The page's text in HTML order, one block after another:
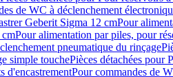
de WC à déclenchement
Geberit Sigma 12 cmPour
cmPour alimentation par piles, pour
pneumatique du rinçage
simple touchePièces détachées pour
d'encastrementPour commandes de